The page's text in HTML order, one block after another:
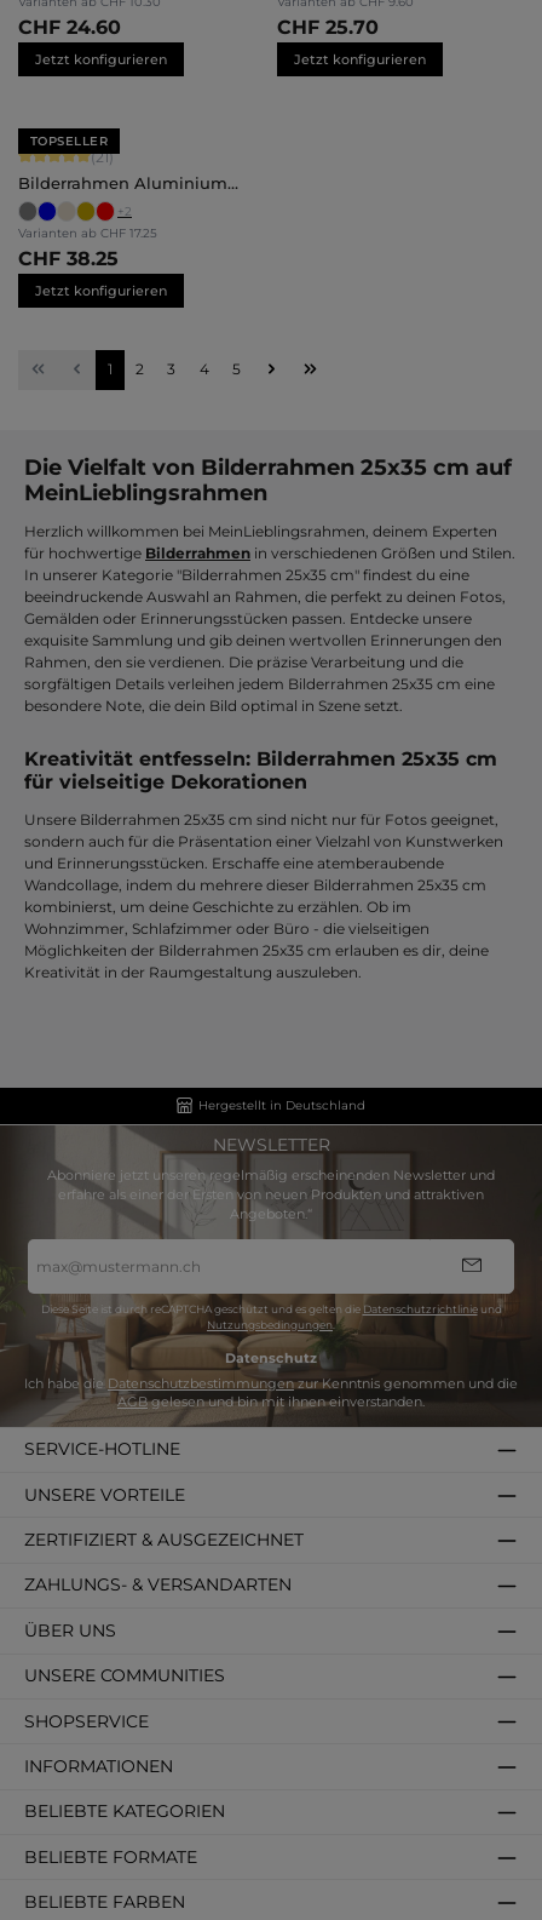
CHF 24.60
Jetzt konfigurieren
CHF 25.70
Jetzt konfigurieren
TOPSELLER
Durchschnittliche Bewertung von 5 von 5 Sternen
(21)
Bilderrahmen Aluminium
Mika
+2
Varianten ab CHF 17.25
CHF 38.25
Jetzt konfigurieren
Seite
1 Seite
2 Seite
3 Seite
4 Seite
5
Die Vielfalt von Bilderrahmen 25x35 cm auf
MeinLieblingsrahmen
Herzlich willkommen bei MeinLieblingsrahmen, deinem Experten
für hochwertige Bilderrahmen in verschiedenen Größen und Stilen.
In unserer Kategorie "Bilderrahmen 25x35 cm" findest du eine
beeindruckende Auswahl an Rahmen, die perfekt zu deinen Fotos,
Gemälden oder Erinnerungsstücken passen. Entdecke unsere
exquisite Sammlung und gib deinen wertvollen Erinnerungen den
Rahmen, den sie verdienen. Die präzise Verarbeitung und die
sorgfältigen Details verleihen jedem Bilderrahmen 25x35 cm eine
besondere Note, die dein Bild optimal in Szene setzt.
Kreativität entfesseln: Bilderrahmen 25x35 cm
für vielseitige Dekorationen
Unsere Bilderrahmen 25x35 cm sind nicht nur für Fotos geeignet,
sondern auch für die Präsentation einer Vielzahl von Kunstwerken
und Erinnerungsstücken. Erschaffe eine atemberaubende
Wandcollage, indem du mehrere dieser Bilderrahmen 25x35 cm
kombinierst, um deine Geschichte zu erzählen. Ob im
Wohnzimmer, Schlafzimmer oder Büro - die vielseitigen
Möglichkeiten der Bilderrahmen 25x35 cm erlauben es dir, deine
Kreativität in der Raumgestaltung auszuleben.
Hergestellt in Deutschland
NEWSLETTER
Abonniere jetzt unseren regelmäßig erscheinenden Newsletter und
erfahre als einer der Ersten von neuen Produkten und attraktiven
Angeboten.“
Mail-
Adresse
Diese Seite ist durch reCAPTCHA geschützt und es gelten die Datenschutzrichtlinieund
Nutzungsbedingungen.
Datenschutz
Ich habe die Datenschutzbestimmungenzur Kenntnis genommen und die
AGBgelesen und bin mit ihnen einverstanden.
SERVICE-HOTLINE
SHOPSERVICE
INFORMATIONEN
BELIEBTE KATEGORIEN
BELIEBTE FORMATE
BELIEBTE FARBEN
ZAHLUNGS- & VERSANDARTEN
ÜBER UNS
ZERTIFIZIERT & AUSGEZEICHNET
UNSERE VORTEILE
UNSERE COMMUNITIES